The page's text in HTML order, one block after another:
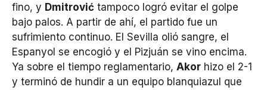
fino, y Dmitrović tampoco logró evitar el golpe
bajo palos. A partir de ahí, el partido fue un
sufrimiento continuo. El Sevilla olió sangre, el
Espanyol se encogió y el Pizjuán se vino encima.
Ya sobre el tiempo reglamentario, Akor hizo el 2-1
y terminó de hundir a un equipo blanquiazul que